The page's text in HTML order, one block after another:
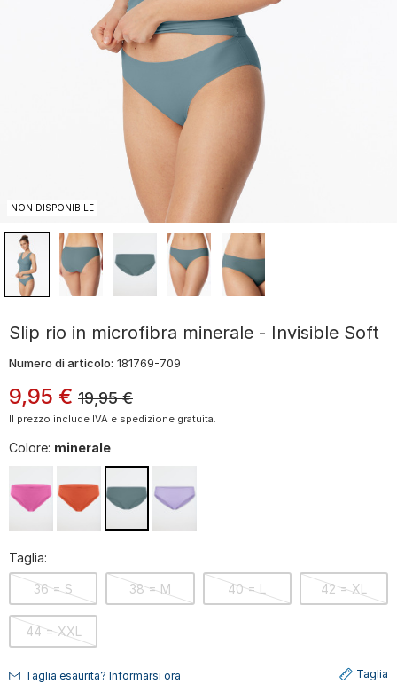
NON DISPONIBILE
Slip rio in microfibra minerale - Invisible Soft
Numero di articolo: 181769-709
9,95 € 19,95€
Il prezzo include IVA e spedizione gratuita.
Colore: minerale
Taglia:
36 = S 38 = M 40 = L 42 = XL
44 = XXL
Taglia esaurita? Informarsi ora Taglia